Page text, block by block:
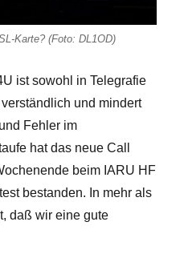
Karte? (Foto: DL1OD)
ist sowohl in Telegrafie
und mindert
Fehler im
hat das neue Call
beim IARU HF
bestanden. In mehr als
daß wir eine gute